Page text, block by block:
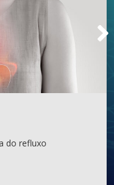
do refluxo